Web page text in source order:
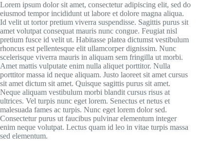
Lorem ipsum dolor sit amet, consectetur adipiscing elit, sed do
eiusmod tempor incididunt ut labore et dolore magna aliqua.
Id velit ut tortor pretium viverra suspendisse. Sagittis purus sit
amet volutpat consequat mauris nunc congue. Feugiat nisl
pretium fusce id velit ut. Habitasse platea dictumst vestibulum
rhoncus est pellentesque elit ullamcorper dignissim. Nunc
scelerisque viverra mauris in aliquam sem fringilla ut morbi.
Amet mattis vulputate enim nulla aliquet porttitor. Nulla
porttitor massa id neque aliquam. Justo laoreet sit amet cursus
sit amet dictum sit amet. Quisque sagittis purus sit amet.
Neque aliquam vestibulum morbi blandit cursus risus at
ultrices. Vel turpis nunc eget lorem. Senectus et netus et
malesuada fames ac turpis. Nunc eget lorem dolor sed.
Consectetur purus ut faucibus pulvinar elementum integer
enim neque volutpat. Lectus quam id leo in vitae turpis massa
sed elementum.